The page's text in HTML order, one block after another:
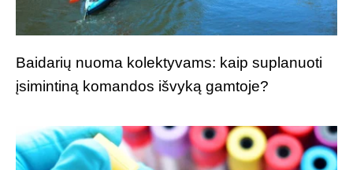
Baidarių nuoma kolektyvams: kaip suplanuoti
įsimintiną komandos išvyką gamtoje?